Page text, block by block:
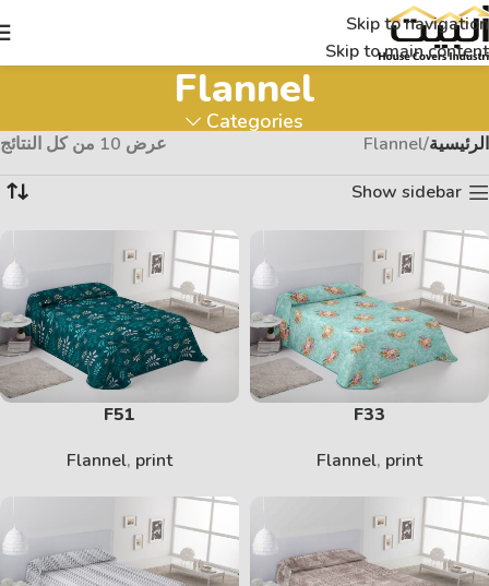
Skip to navigation
Skip to main content
Flannel
Categories
الرئيسية Flannel
عرض ⁦10⁩ من كل النتائج
Show sidebar
F33
Flannel, print
F51
Flannel, print